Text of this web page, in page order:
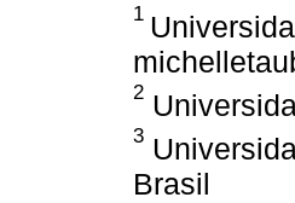
1
2
3
Brasil